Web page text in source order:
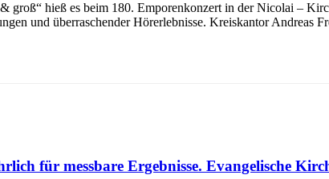
groß“ hieß es beim 180. Emporenkonzert in der Nicolai –
und überraschender Hörerlebnisse. Kreiskantor
für messbare Ergebnisse. Evangelische